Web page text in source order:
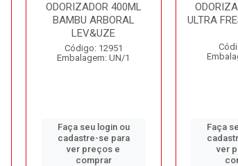
ODORIZADOR 400ML
BAMBU ARBORAL
LEV&UZE
Código: 12951
Embalagem: UN/1
Faça seu login ou
cadastre-se para
ver preços e
comprar
ULTRA
Faça
ver